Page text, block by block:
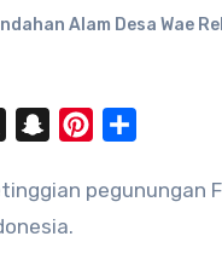
Alam Desa Wae
SnapchatPinterest